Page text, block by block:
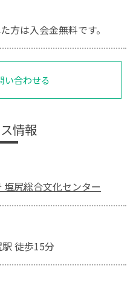
方は入会金無料です。
い合わせる
情報
尻総合文化センター
徒歩15分